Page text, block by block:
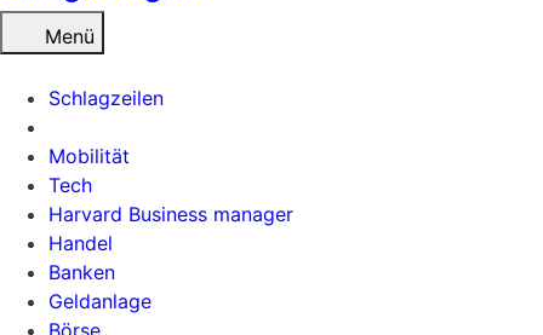
Menü
Schlagzeilen
Mobilität
Tech
Harvard Business manager
Handel
Banken
Geldanlage
Börse